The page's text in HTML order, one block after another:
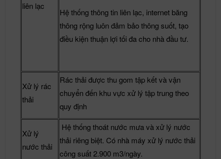
liên lạc
Hệ thống thông tin liên lạc, internet băng
thông rộng luôn đảm bảo thông suốt, tạo
điều kiện thuận lợi tối đa cho nhà đầu tư.
Xử lý rác
thải
Rác thải được thu gom tập kết và vận
chuyển đến khu vực xử lý tập trung theo
quy định
Xử lý
nước thải
Hệ thống thoát nước mưa và xử lý nước
thải riêng biệt. Có nhà máy xử lý nước thải
công suất 2.900 m3/ngày.